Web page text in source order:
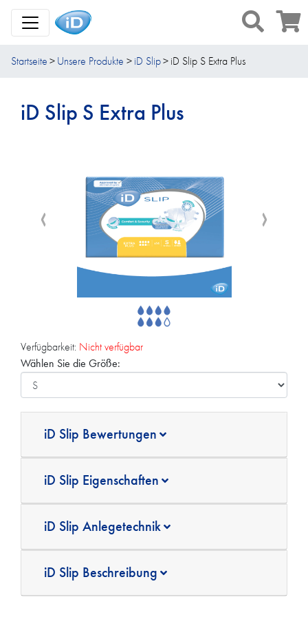
Toggle Navigation
Startseite Unsere Produkte iD Slip iD Slip S Extra Plus
iD Slip S Extra Plus
Verfügbarkeit: Nicht verfügbar
Wählen Sie die Größe:
iD Slip Bewertungen
iD Slip Eigenschaften
iD Slip Anlegetechnik
iD Slip Beschreibung